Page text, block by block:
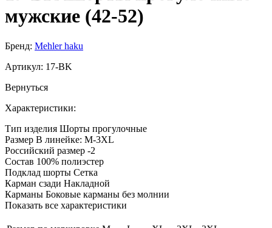
мужские (42-52)
Бренд: Mehler haku
Артикул: 17-BK
Вернуться
Характеристики:
Тип изделия Шорты прогулочные
Размер В линейке: M-3XL
Российский размер -2
Состав 100% полиэстер
Подклад шорты Сетка
Карман сзади Накладной
Карманы Боковые карманы без молнии
Показать все характеристики